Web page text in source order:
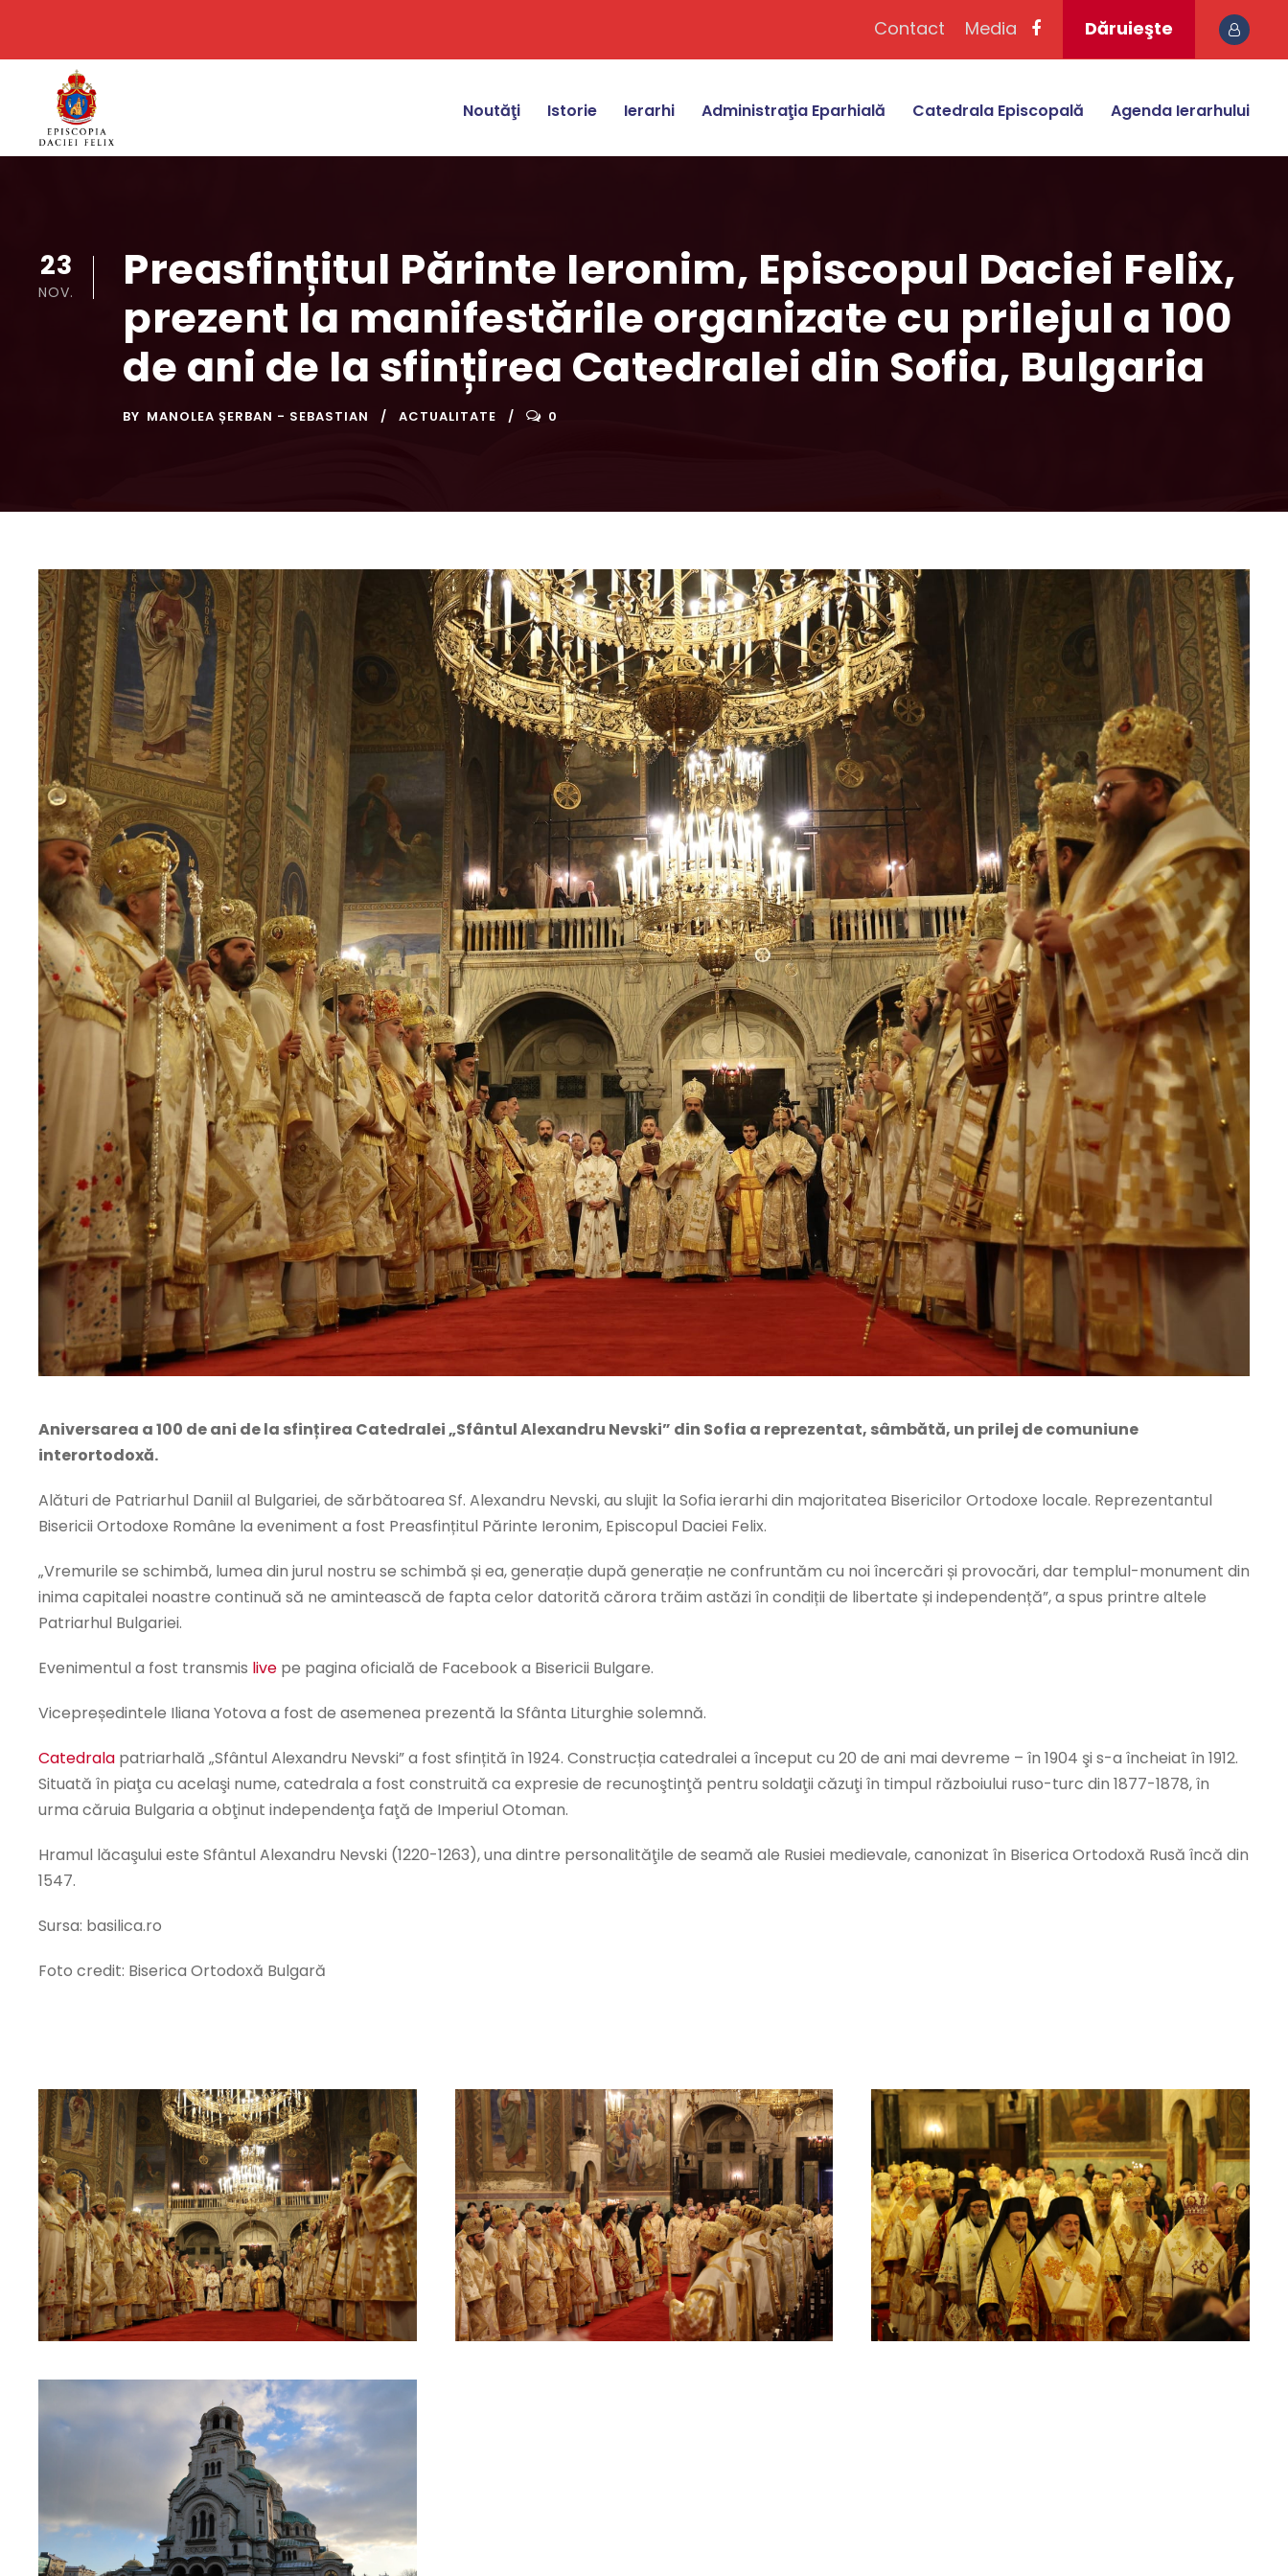
Contact Media Dăruieşte
Noutăţi Istorie Ierarhi Administraţia Eparhială Catedrala Episcopală Agenda Ierarhului
23
NOV.
Preasfințitul Părinte Ieronim, Episcopul Daciei Felix,
prezent la manifestările organizate cu prilejul a 100
de ani de la sfințirea Catedralei din Sofia, Bulgaria
BY MANOLEA ȘERBAN - SEBASTIAN ACTUALITATE 0
Aniversarea a 100 de ani de la sfințirea Catedralei „Sfântul Alexandru Nevski” din Sofia a reprezentat, sâmbătă, un prilej de comuniune
interortodoxă.
Alături de Patriarhul Daniil al Bulgariei, de sărbătoarea Sf. Alexandru Nevski, au slujit la Sofia ierarhi din majoritatea Bisericilor Ortodoxe locale. Reprezentantul
Bisericii Ortodoxe Române la eveniment a fost Preasfințitul Părinte Ieronim, Episcopul Daciei Felix.
„Vremurile se schimbă, lumea din jurul nostru se schimbă și ea, generație după generație ne confruntăm cu noi încercări și provocări, dar templul-monument din
inima capitalei noastre continuă să ne amintească de fapta celor datorită cărora trăim astăzi în condiții de libertate și independență”, a spus printre altele
Patriarhul Bulgariei.
Evenimentul a fost transmis live pe pagina oficială de Facebook a Bisericii Bulgare.
Vicepreședintele Iliana Yotova a fost de asemenea prezentă la Sfânta Liturghie solemnă.
Catedrala patriarhală „Sfântul Alexandru Nevski” a fost sfințită în 1924. Construcția catedralei a început cu 20 de ani mai devreme – în 1904 şi s-a încheiat în 1912.
Situată în piaţa cu acelaşi nume, catedrala a fost construită ca expresie de recunoştinţă pentru soldaţii căzuţi în timpul războiului ruso-turc din 1877-1878, în
urma căruia Bulgaria a obţinut independenţa faţă de Imperiul Otoman.
Hramul lăcaşului este Sfântul Alexandru Nevski (1220-1263), una dintre personalităţile de seamă ale Rusiei medievale, canonizat în Biserica Ortodoxă Rusă încă din
1547.
Sursa: basilica.ro
Foto credit: Biserica Ortodoxă Bulgară